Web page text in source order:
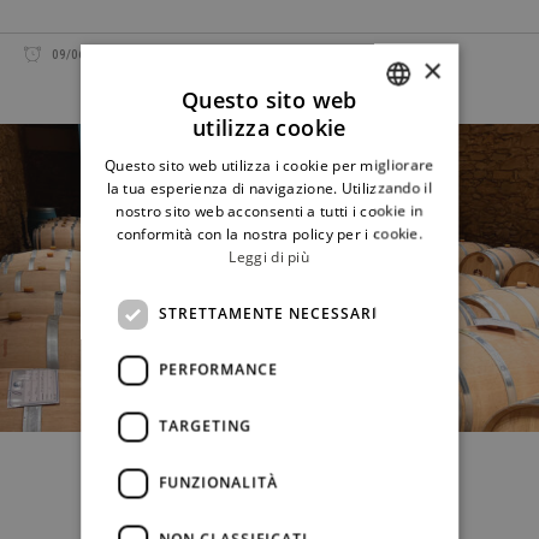
09/06/2023
ENGLISH
×
Questo sito web
utilizza cookie
Questo sito web utilizza i cookie per migliorare
la tua esperienza di navigazione. Utilizzando il
nostro sito web acconsenti a tutti i cookie in
conformità con la nostra policy per i cookie.
Leggi di più
STRETTAMENTE NECESSARI
PERFORMANCE
TARGETING
FUNZIONALITÀ